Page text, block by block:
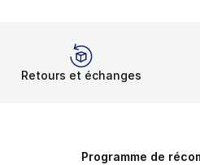
Retours et échanges
Programme de